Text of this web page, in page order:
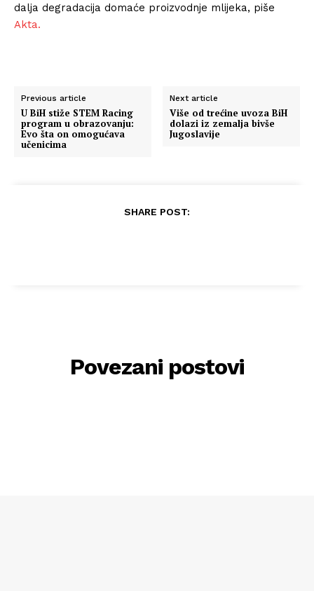
dalja degradacija domaće proizvodnje mlijeka, piše
Akta.
Previous article
U BiH stiže STEM Racing
program u obrazovanju:
Evo šta on omogućava
učenicima
Next article
Više od trećine uvoza BiH
dolazi iz zemalja bivše
Jugoslavije
SHARE POST:
Povezani postovi